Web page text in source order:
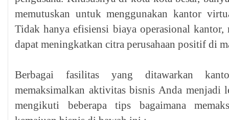
memutuskan untuk menggunakan kantor
Tidak hanya efisiensi biaya operasional
dapat meningkatkan citra perusahaan positif di
Berbagai fasilitas yang ditawarkan
memaksimalkan aktivitas bisnis Anda menjadi
mengikuti beberapa tips bagaimana